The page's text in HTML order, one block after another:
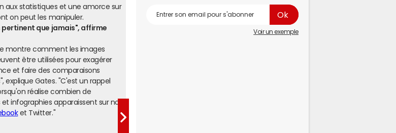
aux statistiques et une amorce sur
on peut les manipuler.
pertinent que jamais", affirme
montre comment les images
être utilisées pour exagérer
et faire des comparaisons
explique Gates. "C'est un rappel
réalise combien de
infographies apparaissent sur nos
et Twitter."
Voir un exemple